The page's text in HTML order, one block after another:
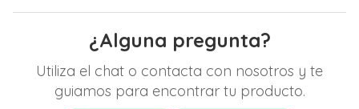
¿Alguna pregunta?
Utiliza el chat o contacta con nosotros y te
guiamos para encontrar tu producto.